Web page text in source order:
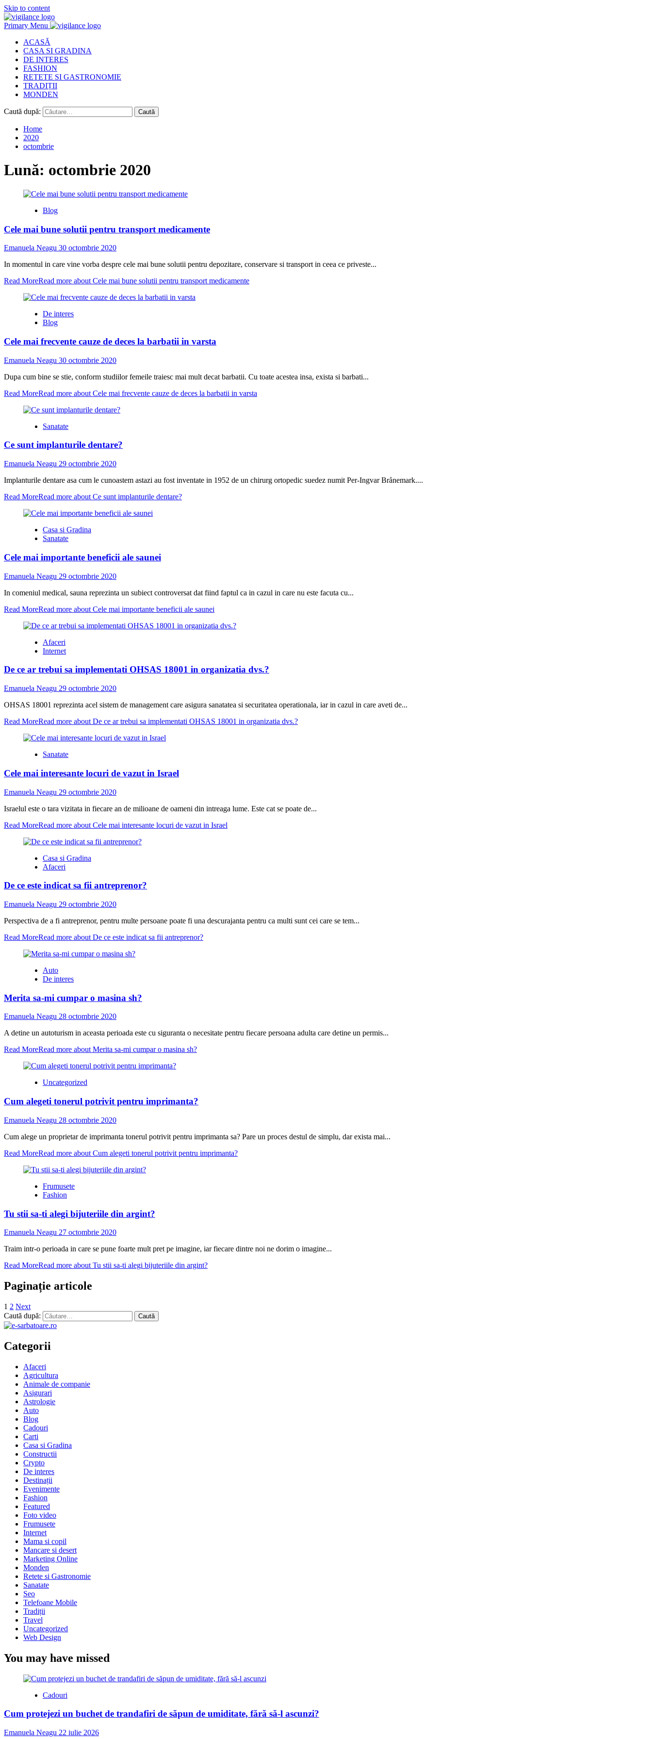
Skip to content
Primary Menu
ACASĂ
CASA SI GRADINA
DE INTERES
FASHION
RETETE SI GASTRONOMIE
TRADIȚII
MONDEN
Caută după:
Home
2020
octombrie
Lună: octombrie 2020
Blog
Cele mai bune solutii pentru transport medicamente
Emanuela Neagu 30 octombrie 2020
In momentul in care vine vorba despre cele mai bune solutii pentru depozitare, conservare si transport in ceea ce priveste...
Read MoreRead more about Cele mai bune solutii pentru transport medicamente
De interes
Blog
Cele mai frecvente cauze de deces la barbatii in varsta
Emanuela Neagu 30 octombrie 2020
Dupa cum bine se stie, conform studiilor femeile traiesc mai mult decat barbatii. Cu toate acestea insa, exista si barbati...
Read MoreRead more about Cele mai frecvente cauze de deces la barbatii in varsta
Sanatate
Ce sunt implanturile dentare?
Emanuela Neagu 29 octombrie 2020
Implanturile dentare asa cum le cunoastem astazi au fost inventate in 1952 de un chirurg ortopedic suedez numit Per-Ingvar Brånemark....
Read MoreRead more about Ce sunt implanturile dentare?
Casa si Gradina
Sanatate
Cele mai importante beneficii ale saunei
Emanuela Neagu 29 octombrie 2020
In comeniul medical, sauna reprezinta un subiect controversat dat fiind faptul ca in cazul in care nu este facuta cu...
Read MoreRead more about Cele mai importante beneficii ale saunei
Afaceri
Internet
De ce ar trebui sa implementati OHSAS 18001 in organizatia dvs.?
Emanuela Neagu 29 octombrie 2020
OHSAS 18001 reprezinta acel sistem de management care asigura sanatatea si securitatea operationala, iar in cazul in care aveti de...
Read MoreRead more about De ce ar trebui sa implementati OHSAS 18001 in organizatia dvs.?
Sanatate
Cele mai interesante locuri de vazut in Israel
Emanuela Neagu 29 octombrie 2020
Israelul este o tara vizitata in fiecare an de milioane de oameni din intreaga lume. Este cat se poate de...
Read MoreRead more about Cele mai interesante locuri de vazut in Israel
Casa si Gradina
Afaceri
De ce este indicat sa fii antreprenor?
Emanuela Neagu 29 octombrie 2020
Perspectiva de a fi antreprenor, pentru multe persoane poate fi una descurajanta pentru ca multi sunt cei care se tem...
Read MoreRead more about De ce este indicat sa fii antreprenor?
Auto
De interes
Merita sa-mi cumpar o masina sh?
Emanuela Neagu 28 octombrie 2020
A detine un autoturism in aceasta perioada este cu siguranta o necesitate pentru fiecare persoana adulta care detine un permis...
Read MoreRead more about Merita sa-mi cumpar o masina sh?
Uncategorized
Cum alegeti tonerul potrivit pentru imprimanta?
Emanuela Neagu 28 octombrie 2020
Cum alege un proprietar de imprimanta tonerul potrivit pentru imprimanta sa? Pare un proces destul de simplu, dar exista mai...
Read MoreRead more about Cum alegeti tonerul potrivit pentru imprimanta?
Frumusete
Fashion
Tu stii sa-ti alegi bijuteriile din argint?
Emanuela Neagu 27 octombrie 2020
Traim intr-o perioada in care se pune foarte mult pret pe imagine, iar fiecare dintre noi ne dorim o imagine...
Read MoreRead more about Tu stii sa-ti alegi bijuteriile din argint?
Paginație articole
1 2 Next
Caută după:
Categorii
Afaceri
Agricultura
Animale de companie
Asigurari
Astrologie
Auto
Blog
Cadouri
Carti
Casa si Gradina
Constructii
Crypto
De interes
Destinații
Evenimente
Fashion
Featured
Foto video
Frumusete
Internet
Mama si copil
Mancare si desert
Marketing Online
Monden
Retete si Gastronomie
Sanatate
Seo
Telefoane Mobile
Tradiții
Travel
Uncategorized
Web Design
You may have missed
Cadouri
Cum protejezi un buchet de trandafiri de săpun de umiditate, fără să-l ascunzi?
Emanuela Neagu 22 iulie 2026